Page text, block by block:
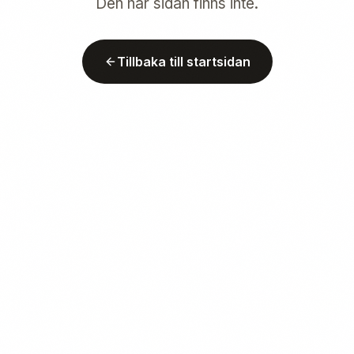
Tillbaka till startsidan